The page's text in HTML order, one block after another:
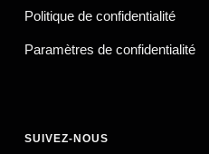
Politique de confidentialité
Paramètres de confidentialité
SUIVEZ-NOUS